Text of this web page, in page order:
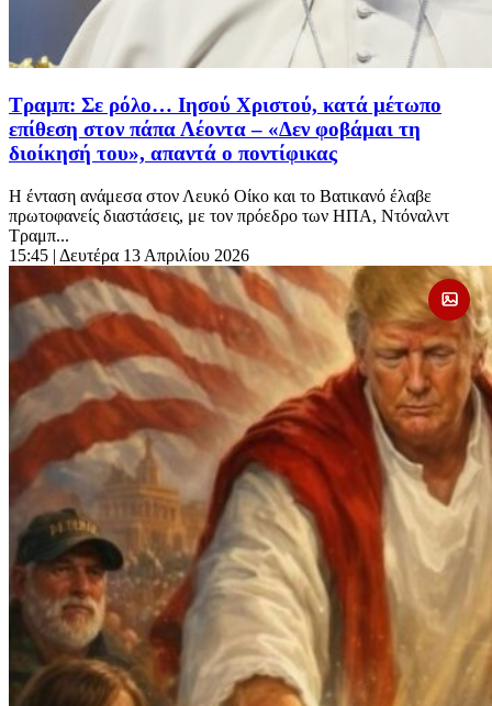
Τραμπ: Σε ρόλο… Ιησού Χριστού, κατά μέτωπο
επίθεση στον πάπα Λέοντα – «Δεν φοβάμαι τη
διοίκησή του», απαντά ο ποντίφικας
Η ένταση ανάμεσα στον Λευκό Οίκο και το Βατικανό έλαβε
πρωτοφανείς διαστάσεις, με τον πρόεδρο των ΗΠΑ, Ντόναλντ
Τραμπ...
15:45 | Δευτέρα 13 Απριλίου 2026